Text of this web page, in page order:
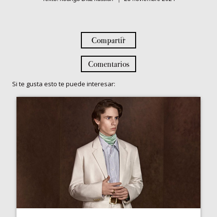
Compartir
Comentarios
Si te gusta esto te puede interesar: